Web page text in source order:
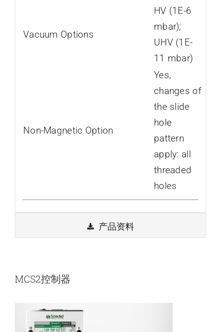
Vacuum Options
HV (1E-6
mbar);
UHV (1E-
11 mbar)
Non-Magnetic Option
Yes,
changes of
the slide
hole
pattern
apply: all
threaded
holes
产品资料
MCS2控制器